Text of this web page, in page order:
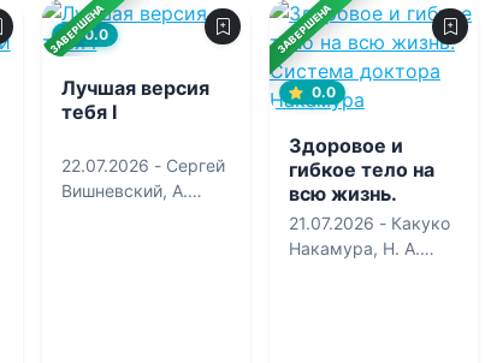
ЗАВЕРШЕНА
0.0
Лучшая версия
тебя I
22.07.2026 - Сергей
Вишневский, А.
ЗАВЕРШЕНА
0.0
Здоровое и
гибкое тело на
всю жизнь.
Система
доктора
Накамура
21.07.2026 - Какуко
Накамура, Н. А.